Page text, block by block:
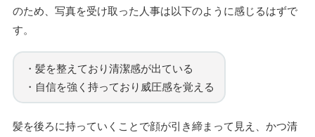
のため、写真を受け取った人事は以下のように感じるはずで
す。
・髪を整えており清潔感が出ている
・自信を強く持っており威圧感を覚える
髪を後ろに持っていくことで顔が引き締まって見え、かつ清